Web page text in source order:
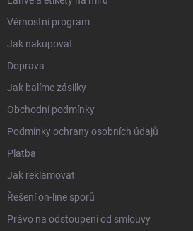
Věrnostní program
Jak nakupovat
Doprava
Jak balíme zásilky
Obchodní podmínky
Podmínky ochrany osobních údajů
Platba
Jak reklamovat
Řešení on-line sporů
Právo na odstoupení od smlouvy